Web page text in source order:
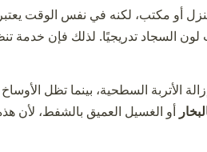
لكنه في نفس الوقت يعتبر من
لون السجاد تدريجيًا. لذلك فإن خدمة
الأتربة السطحية، بينما تظل
أو الغسيل العميق بالشفط، لأن